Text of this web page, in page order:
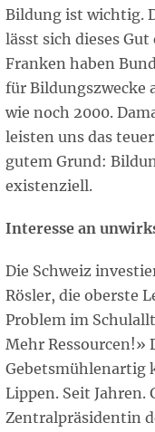
Bildung ist wichtig.
lässt sich dieses
Franken haben
für Bildungszwecke
wie noch 2000.
leisten uns das
gutem Grund:
existenziell.
Interesse an
Die Schweiz
Rösler, die oberste
Problem im
Mehr Ressourcen!»
Gebetsmühlenartig
Lippen. Seit Jahren.
Zentralpräsidentin